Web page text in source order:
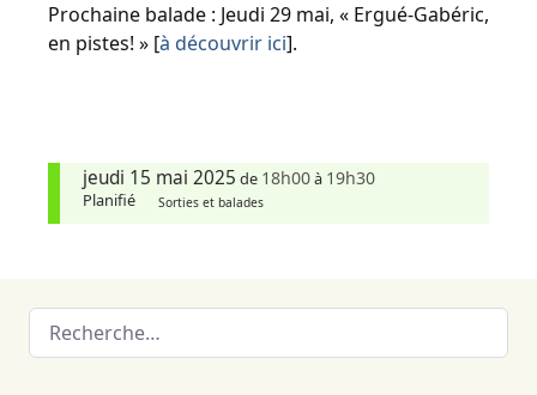
Prochaine balade : Jeudi 29 mai, « Ergué-Gabéric,
en pistes! » [à découvrir ici].
jeudi 15 mai 2025 de 18h00à 19h30
Planifié Sorties et balades